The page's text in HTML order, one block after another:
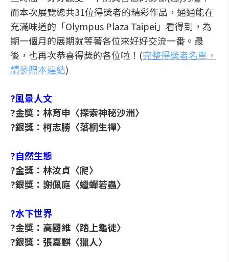
而本次展覽總共31位得獎者的精彩作品，通通能在
充滿味道的「Olympus Plaza Taipei」看得到，為
期一個月的展期就等著各位來好好交流一番。最
後，也再次恭喜得獎的各位啦！(完整得獎者名單，
請參照本連結)
?風景人文
?金獎：林育申〈探索神秘沙洲〉
?銀獎：柯志勝〈落桐生禪〉
?自然生態
?金獎：林汝貞〈爬〉
?銀獎：謝佩庭〈蠟蟬若蟲〉
?水下世界
?金獎：高國維〈踏上龜徒〉
?銀獎：張嘉麒〈獵人〉